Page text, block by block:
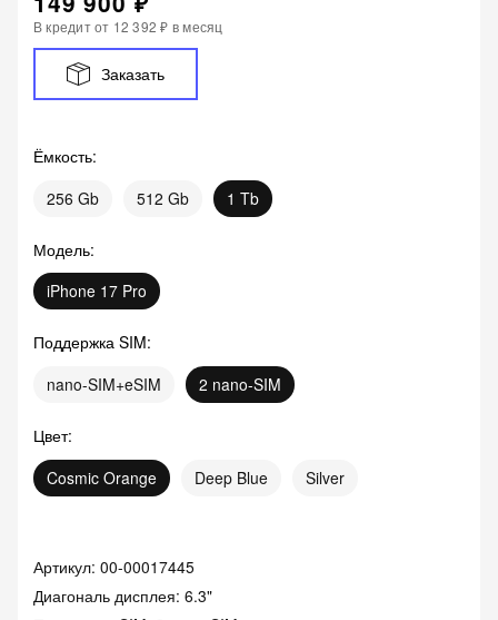
В кредит от 12 392 ₽ в месяц
Заказать
Ёмкость:
256 Gb
512 Gb 1 Tb
Модель:
iPhone 17 Pro
Поддержка SIM:
nano-SIM+eSIM
2 nano-SIM
Цвет:
Cosmic Orange
Deep Blue Silver
Артикул: 00-00017445
Диагональ дисплея: 6.3"